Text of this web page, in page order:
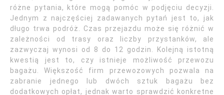
różne pytania, które mogą pomóc w podjęciu decyzji.
Jednym z najczęściej zadawanych pytań jest to, jak
długo trwa podróż. Czas przejazdu może się różnić w
zależności od trasy oraz liczby przystanków, ale
zazwyczaj wynosi od 8 do 12 godzin. Kolejną istotną
kwestią jest to, czy istnieje możliwość przewozu
bagażu. Większość firm przewozowych pozwala na
zabranie jednego lub dwóch sztuk bagażu bez
dodatkowych opłat, jednak warto sprawdzić konkretne